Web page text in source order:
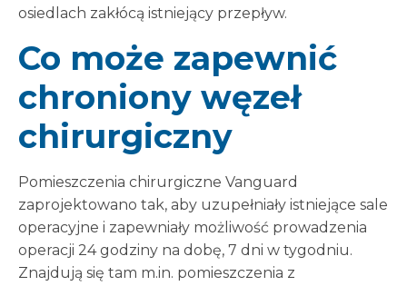
osiedlach zakłócą istniejący przepływ.
Co może zapewnić
chroniony węzeł
chirurgiczny
Pomieszczenia chirurgiczne Vanguard
zaprojektowano tak, aby uzupełniały istniejące sale
operacyjne i zapewniały możliwość prowadzenia
operacji 24 godziny na dobę, 7 dni w tygodniu.
Znajdują się tam m.in. pomieszczenia z